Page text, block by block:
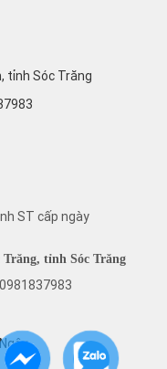
tỉnh Sóc Trăng
ST cấp ngày
tỉnh Sóc Trăng